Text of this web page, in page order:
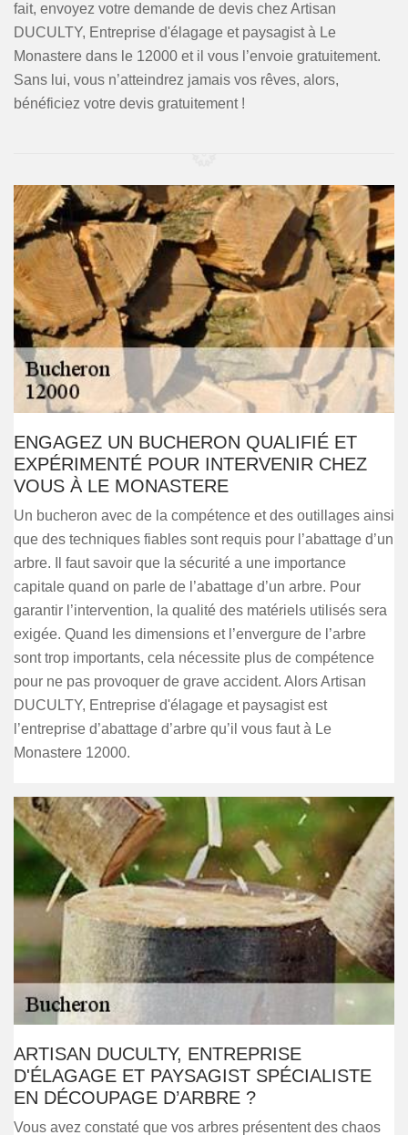
fait, envoyez votre demande de devis chez Artisan
DUCULTY, Entreprise d'élagage et paysagist à Le
Monastere dans le 12000 et il vous l’envoie gratuitement.
Sans lui, vous n’atteindrez jamais vos rêves, alors,
bénéficiez votre devis gratuitement !
ENGAGEZ UN BUCHERON QUALIFIÉ ET
EXPÉRIMENTÉ POUR INTERVENIR CHEZ
VOUS À LE MONASTERE
Un bucheron avec de la compétence et des outillages ainsi
que des techniques fiables sont requis pour l’abattage d’un
arbre. Il faut savoir que la sécurité a une importance
capitale quand on parle de l’abattage d’un arbre. Pour
garantir l’intervention, la qualité des matériels utilisés sera
exigée. Quand les dimensions et l’envergure de l’arbre
sont trop importants, cela nécessite plus de compétence
pour ne pas provoquer de grave accident. Alors Artisan
DUCULTY, Entreprise d'élagage et paysagist est
l’entreprise d’abattage d’arbre qu’il vous faut à Le
Monastere 12000.
ARTISAN DUCULTY, ENTREPRISE
D'ÉLAGAGE ET PAYSAGIST SPÉCIALISTE
EN DÉCOUPAGE D’ARBRE ?
Vous avez constaté que vos arbres présentent des chaos